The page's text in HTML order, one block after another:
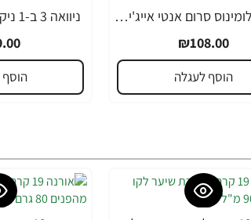
ניוואה לומינוס סרום אנטי אייג'ינג לטיפול בכתמים כהים 30 מ"ל - מבית NIVEA
₪108.00
הוסף לעגלה